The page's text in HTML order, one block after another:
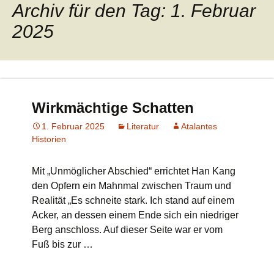
Archiv für den Tag: 1. Februar
2025
Wirkmächtige Schatten
1. Februar 2025 Literatur
Atalantes
Historien
Mit „Unmöglicher Abschied“ errichtet Han Kang
den Opfern ein Mahnmal zwischen Traum und
Realität „Es schneite stark. Ich stand auf einem
Acker, an dessen einem Ende sich ein niedriger
Berg anschloss. Auf dieser Seite war er vom
Fuß bis zur …